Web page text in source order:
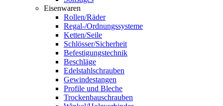
Eisenwaren
Rollen/Räder
Regal-/Ordnungssysteme
Ketten/Seile
Schlösser/Sicherheit
Befestigungstechnik
Beschläge
Edelstahlschrauben
Gewindestangen
Profile und Bleche
Trockenbauschrauben